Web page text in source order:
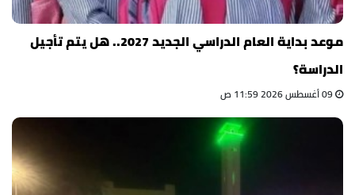
موعد بداية العام الدراسي الجديد 2027.. هل يتم تأجيل
الدراسة؟